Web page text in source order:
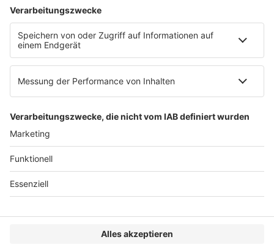
AGB
Datenschutzerklärung
Genderhinweis
Cookie-Einstellungen